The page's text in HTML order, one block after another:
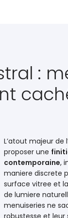
:
L’atout majeur de
proposer une
contemporaine,
maniere discrete
surface vitree et
de lumiere
menuiseries ne